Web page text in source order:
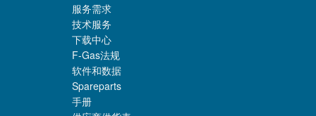
服务需求
技术服务
下载中心
F-Gas法规
软件和数据
Spareparts
手册